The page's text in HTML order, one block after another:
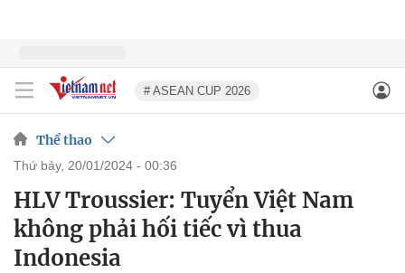
# ASEAN CUP 2026
Thể thao
thứ bảy, 20/01/2024 - 00:36
HLV Troussier: Tuyển Việt Nam
không phải hối tiếc vì thua
Indonesia